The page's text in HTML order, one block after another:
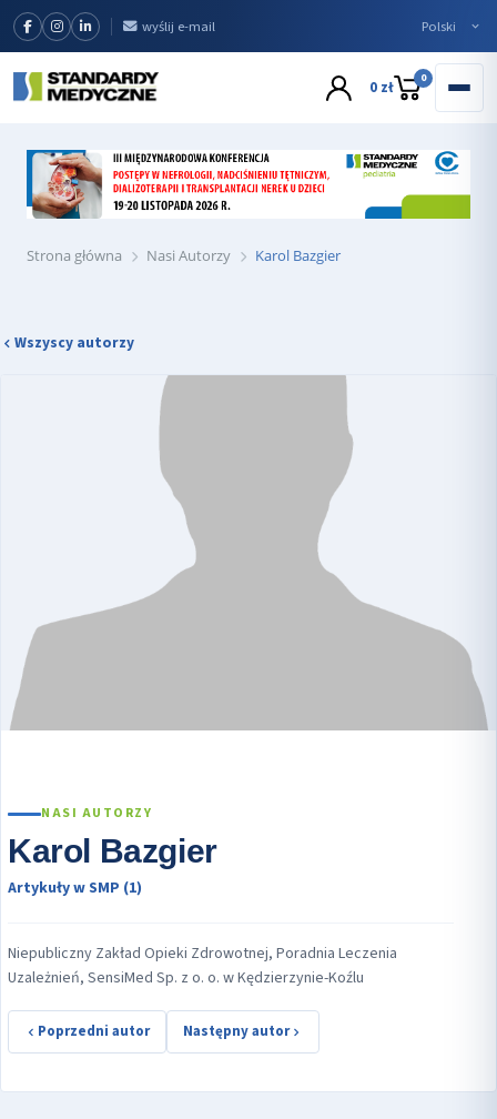
wyślij e-mail
0 zł 0
Strona główna Nasi Autorzy Karol Bazgier
Wszyscy autorzy
NASI AUTORZY
Karol Bazgier
Artykuły w SMP (1)
Niepubliczny Zakład Opieki Zdrowotnej, Poradnia Leczenia
Uzależnień, SensiMed Sp. z o. o. w Kędzierzynie-Koźlu
Poprzedni autor Następny autor